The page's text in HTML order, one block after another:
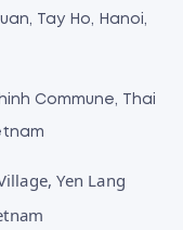
Tay Ho, Hanoi,
Commune, Thai
Yen Lang